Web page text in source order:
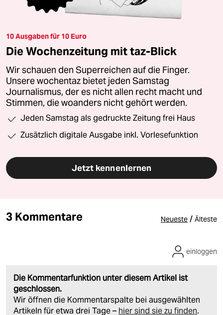
10 Ausgaben für 10 Euro
Die Wochenzeitung mit taz-Blick
Wir schauen den Superreichen auf die Finger.
Unsere wochentaz bietet jeden Samstag
Journalismus, der es nicht allen recht macht und
Stimmen, die woanders nicht gehört werden.
Jeden Samstag als gedruckte Zeitung frei Haus
Zusätzlich digitale Ausgabe inkl. Vorlesefunktion
Jetzt kennenlernen
3 Kommentare Neueste / Älteste
Die Kommentarfunktion unter diesem Artikel ist
geschlossen.
Wir öffnen die Kommentarspalte bei ausgewählten
Artikeln für etwa drei Tage – hier sind sie zu finden.
einloggen